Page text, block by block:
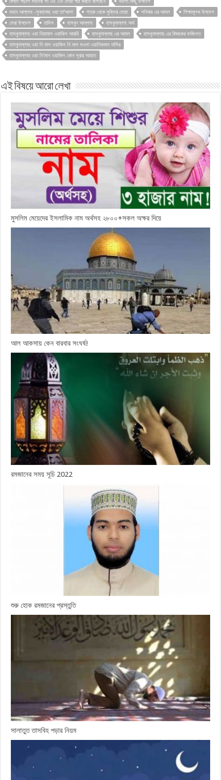
মহান আল্লাহ -সুবহানাহু ওয়া তা‘আলা
শত্রু থেকে মুক্তির দোয়া শনিবার এর আমল
শিক্ষামূলক উপদেশ
সেরা উপদেশ
হাদিস হাসবুন আল্লাহ
হাসবুনাল্লাহ অর্থ
হাসবুনাল্লাহ ওয়া নিয়ামাল ওয়াকিল আরবি
হাসবুনাল্লাহু এর আমল
হাসবুনাল্লাহু এর বিষ্ময়কর ফজিলত
হাসবুনাল্লাহু ওয়া নি মাল ওয়াকিল নি মাল মওলা ওয়ানিকমান নাসির
হাসবুনাল্লাহু ওয়া নি'মাল ওয়াকিল কোন সূরার আয়াত
এই বিষয়ে আরো লেখা
মুসলিম মেয়েদের ইসলামিক নাম অর্থসহ ২৮০০+সকল অক্ষর দিয়ে
আল আকসায় কেন বারবার সংঘর্ষ!
রমজানের সময় সূচি 2022
শুরু হোক রমজানের প্রস্তুতি
সালাতুত তাসবিহ পড়ার নিয়ম